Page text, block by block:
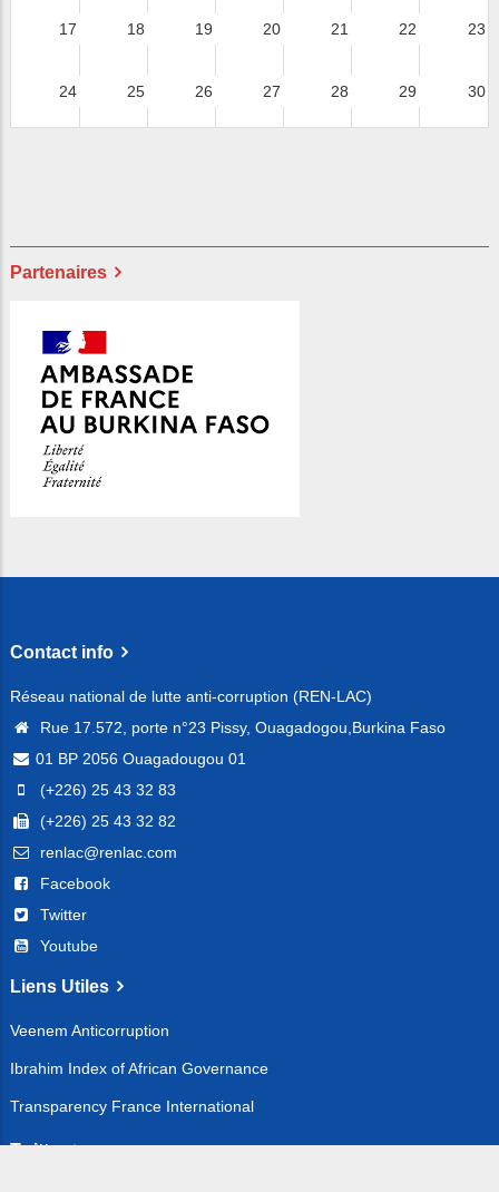
17 18 19 20 21 22 23
24 25 26 27 28 29 30
Partenaires
Contact info
Réseau national de lutte anti-corruption (REN-LAC)
Rue 17.572, porte n°23 Pissy, Ouagadogou,Burkina Faso
01 BP 2056 Ouagadougou 01
(+226) 25 43 32 83
(+226) 25 43 32 82
renlac@renlac.com
Facebook
Twitter
Youtube
Liens Utiles
Veenem Anticorruption
Ibrahim Index of African Governance
Transparency France International
Twitter